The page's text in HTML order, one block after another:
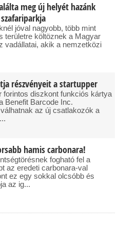
meg új helyét hazánk
jóval nagyobb, több mint
területre költöznek a Magyar
vadállatai, akik a nemzetközi
részvényeit a startupper
forintos diszkont funkciós kártya
Benefit Barcode Inc.
az új csatlakozók a
hamis carbonara!
fogható fel a
az eredeti carbonara-val
ez egy sokkal olcsóbb és
az ig...